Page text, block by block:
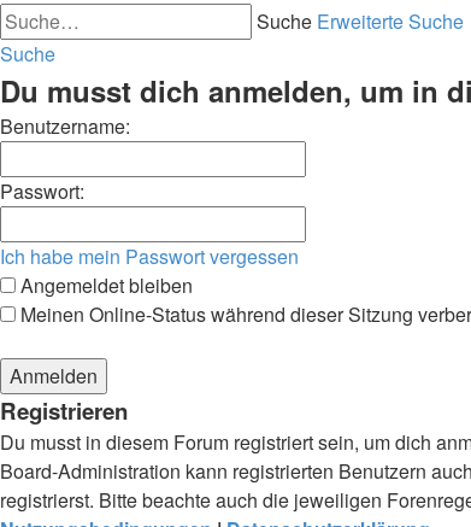
Suche Erweiterte Suche
Suche
Du musst dich anmelden, um in
Benutzername:
Passwort:
Ich habe mein Passwort vergessen
Angemeldet bleiben
Meinen Online-Status während dieser Sitzung
Registrieren
Du musst in diesem Forum registriert sein, um dich
Board-Administration kann registrierten Benutzern
registrierst. Bitte beachte auch die jeweiligen